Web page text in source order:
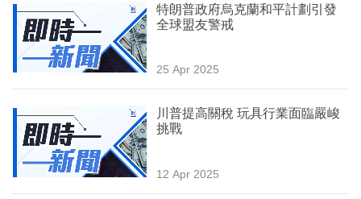
特朗普政府烏克蘭和平計劃引發
全球盟友警戒
25 Apr 2025
川普提高關稅 玩具行業面臨嚴峻
挑戰
12 Apr 2025